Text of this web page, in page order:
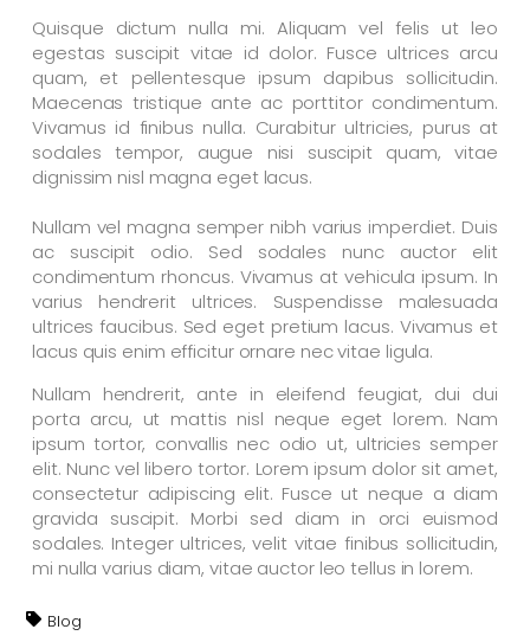
Quisque dictum nulla mi. Aliquam vel felis ut leo
egestas suscipit vitae id dolor. Fusce ultrices arcu
quam, et pellentesque ipsum dapibus sollicitudin.
Maecenas tristique ante ac porttitor condimentum.
Vivamus id finibus nulla. Curabitur ultricies, purus at
sodales tempor, augue nisi suscipit quam, vitae
dignissim nisl magna eget lacus.
Nullam vel magna semper nibh varius imperdiet. Duis
ac suscipit odio. Sed sodales nunc auctor elit
condimentum rhoncus. Vivamus at vehicula ipsum. In
varius hendrerit ultrices. Suspendisse malesuada
ultrices faucibus. Sed eget pretium lacus. Vivamus et
lacus quis enim efficitur ornare nec vitae ligula.
Nullam hendrerit, ante in eleifend feugiat, dui dui
porta arcu, ut mattis nisl neque eget lorem. Nam
ipsum tortor, convallis nec odio ut, ultricies semper
elit. Nunc vel libero tortor. Lorem ipsum dolor sit amet,
consectetur adipiscing elit. Fusce ut neque a diam
gravida suscipit. Morbi sed diam in orci euismod
sodales. Integer ultrices, velit vitae finibus sollicitudin,
mi nulla varius diam, vitae auctor leo tellus in lorem.
Blog